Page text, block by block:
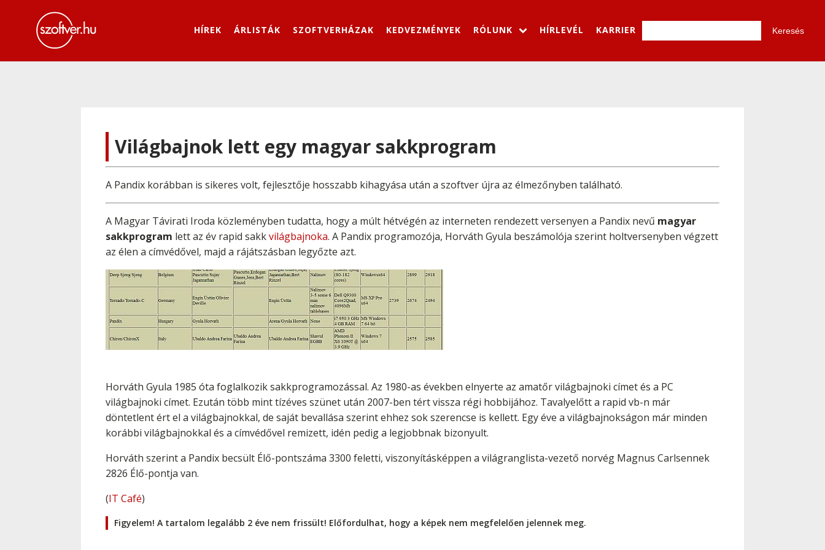
HÍREK ÁRLISTÁK SZOFTVERHÁZAK KEDVEZMÉNYEK RÓLUNK HÍRLEVÉL KARRIER
Világbajnok lett egy magyar sakkprogram
A Pandix korábban is sikeres volt, fejlesztője hosszabb kihagyása után a szoftver újra az élmezőnyben található.
A Magyar Távirati Iroda közleményben tudatta, hogy a múlt hétvégén az interneten rendezett versenyen a Pandix nevű magyar
sakkprogram lett az év rapid sakkvilágbajnoka. A Pandix programozója, Horváth Gyula beszámolója szerint holtversenyben végzett
az élen a címvédővel, majd a rájátszásban legyőzte azt.
Horváth Gyula 1985 óta foglalkozik sakkprogramozással. Az 1980-as években elnyerte az amatőr világbajnoki címet és a PC
világbajnoki címet. Ezután több mint tízéves szünet után 2007-ben tért vissza régi hobbijához. Tavalyelőtt a rapid vb-n már
döntetlent ért el a világbajnokkal, de saját bevallása szerint ehhez sok szerencse is kellett. Egy éve a világbajnokságon már minden
korábbi világbajnokkal és a címvédővel remizett, idén pedig a legjobbnak bizonyult.
Horváth szerint a Pandix becsült Élő-pontszáma 3300 feletti, viszonyításképpen a világranglista-vezető norvég Magnus Carlsennek
2826 Élő-pontja van.
(IT Café)
Figyelem! A tartalom legalább 2 éve nem frissült! Előfordulhat, hogy a képek nem megfelelően jelennek meg.